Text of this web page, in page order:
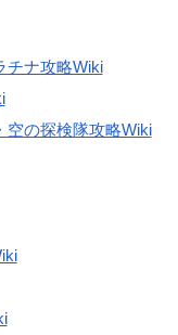
チナ攻略Wiki
空の探検隊攻略Wiki